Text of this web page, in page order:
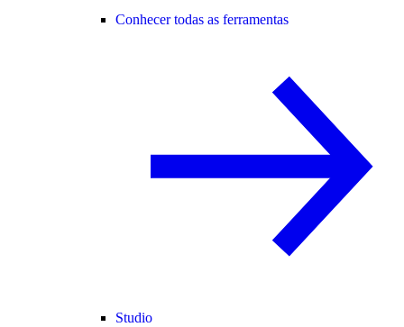
Conhecer todas as ferramentas
Studio